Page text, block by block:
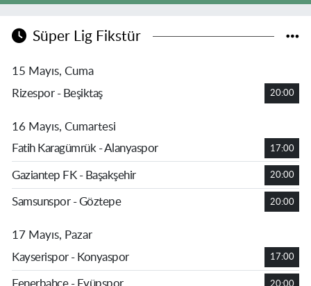
Süper Lig Fikstür
15 Mayıs, Cuma
Rizespor - Beşiktaş
20:00
16 Mayıs, Cumartesi
Fatih Karagümrük - Alanyaspor
17:00
Gaziantep FK - Başakşehir 20:00
Samsunspor - Göztepe 20:00
17 Mayıs, Pazar
Kayserispor - Konyaspor
17:00
20:00